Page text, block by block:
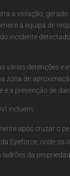
a violação,
à equipa de
incidente
várias detenções e
zona de
e a prevenção de
incluem:
após cruzar o
Eyeforce, onde os
da